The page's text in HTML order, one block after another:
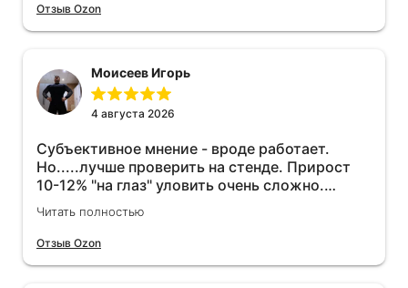
Отзыв Ozon
Моисеев Игорь
4 августа 2026
Субъективное мнение - вроде работает.
Но.....лучше проверить на стенде. Прирост
10-12% "на глаз" уловить очень сложно.
Покатаюсь, потом отключу и посмотрю, что
будет 😁.
Читать полностью
Отзыв Ozon